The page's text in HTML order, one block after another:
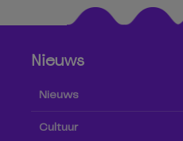
Nieuws
Nieuws
Cultuur